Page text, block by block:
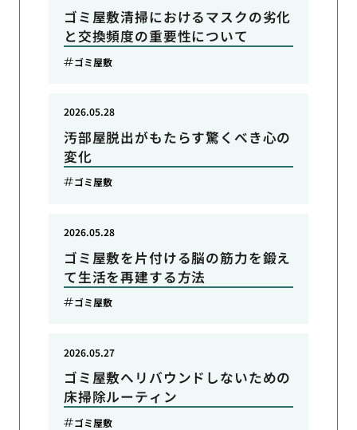
ゴミ屋敷清掃におけるマスクの劣化
と交換頻度の重要性について
ゴミ屋敷
汚部屋脱出がもたらす驚くべき心の
変化
2026.05.28
ゴミ屋敷
ゴミ屋敷を片付ける脳の筋力を鍛え
て生活を再建する方法
2026.05.28
ゴミ屋敷
ゴミ屋敷へリバウンドしないための
床掃除ルーティン
2026.05.27
ゴミ屋敷